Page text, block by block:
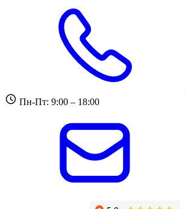
Пн-Пт: 9:00 – 18:00